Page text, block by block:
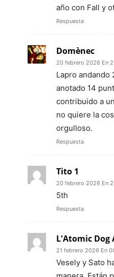
año con Fall y
Respuesta
Domènec
20 febrero 2026 En
Lapro andando
anotado 14
contribuido a
no quiere la
orgulloso.
Respuesta
Tito 1
20 febrero 2026 En
5th
Respuesta
L'Atomic Dog
21 febrero 2026 En
Vesely y Sato